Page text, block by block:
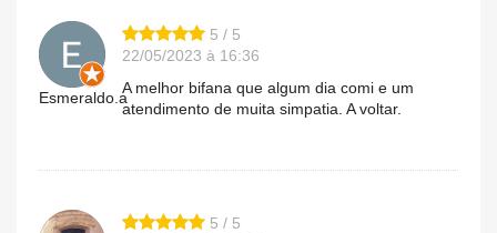
Esmeraldo.a
5 / 5
22/05/2023 à 16:36
A melhor bifana que algum dia comi e um
atendimento de muita simpatia. A voltar.
5 / 5